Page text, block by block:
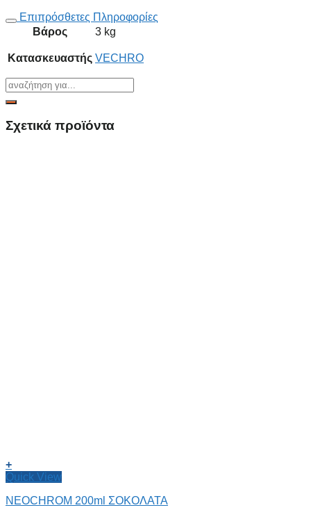
Επιπρόσθετες Πληροφορίες
Βάρος
3 kg
Κατασκευαστής VECHRO
Σχετικά προϊόντα
+
Quick View
NEOCHROM 200ml ΣΟΚΟΛΑΤΑ